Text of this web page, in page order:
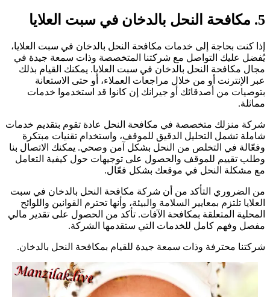
في سبت العلايا
كنت بحاجة إلى خدمات مكافحة النحل بالدخان في سبت العلايا،
عليك التواصل مع شركتنا المتخصصة وذات سمعة جيدة في
مكافحة النحل بالدخان في سبت العلايا. يمكنك القيام بذلك
الإنترنت أو من خلال مراجعات العملاء، أو حتى الاستعانة
من أصدقائك أو جيرانك إن كانوا قد استخدموا خدمات
منزلك متخصصة في مكافحة النحل عادة تقوم بتقديم خدمات
تشمل التحليل الدقيق للموقف، واستخدام تقنيات مبتكرة
في التخلص من النحل بشكل آمن وصحي. يمكنك الاتصال بنا
تقييم للموقف والحصول على توجيهات حول كيفية التعامل
مشكلة النحل في موقعك بشكل فعّال.
الضروري التأكد من أن شركة مكافحة النحل بالدخان في سبت
تلتزم بمعايير السلامة والبيئة، وأنها تحترم القوانين واللوائح
المتعلقة بمكافحة الآفات. تأكد من الحصول على تقدير مالي
وفهم كامل للخدمات التي ستقدمها الشركة.
محترفة وذات سمعة جيدة للقيام بمكافحة النحل بالدخان.